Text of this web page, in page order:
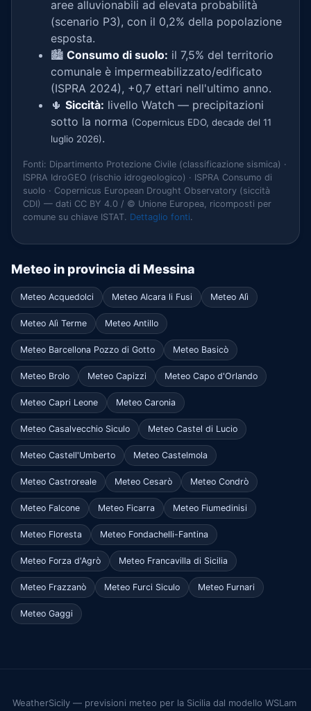
aree alluvionabili ad elevata probabilità
(scenario P3), con il 0,2% della popolazione
esposta.
🏙️ Consumo di suolo: il 7,5% del territorio
comunale è impermeabilizzato/edificato
(ISPRA 2024), +0,7 ettari nell'ultimo anno.
🌵 Siccità: livello Watch — precipitazioni
sotto la norma (Copernicus EDO, decade del 11
luglio 2026).
Fonti: Dipartimento Protezione Civile (classificazione sismica) ·
ISPRA IdroGEO (rischio idrogeologico) · ISPRA Consumo di
suolo · Copernicus European Drought Observatory (siccità
CDI) — dati CC BY 4.0 / © Unione Europea, ricomposti per
comune su chiave ISTAT. Dettaglio fonti.
Meteo in provincia di Messina
Meteo Acquedolci Meteo Alcara li Fusi Meteo Alì
Meteo Alì Terme Meteo Antillo
Meteo Barcellona Pozzo di Gotto Meteo Basicò
Meteo Brolo Meteo Capizzi Meteo Capo d'Orlando
Meteo Capri Leone Meteo Caronia
Meteo Casalvecchio Siculo Meteo Castel di Lucio
Meteo Castell'Umberto Meteo Castelmola
Meteo Castroreale Meteo Cesarò Meteo Condrò
Meteo Falcone Meteo Ficarra Meteo Fiumedinisi
Meteo Floresta Meteo Fondachelli-Fantina
Meteo Forza d'Agrò Meteo Francavilla di Sicilia
Meteo Frazzanò Meteo Furci Siculo Meteo Furnari
Meteo Gaggi
WeatherSicily — previsioni meteo per la Sicilia dal modello WSLam